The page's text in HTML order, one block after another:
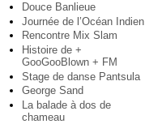
Douce Banlieue
Journée de l’Océan Indien
Rencontre Mix Slam
Histoire de +
GooGooBlown + FM
Stage de danse Pantsula
George Sand
La balade à dos de
chameau